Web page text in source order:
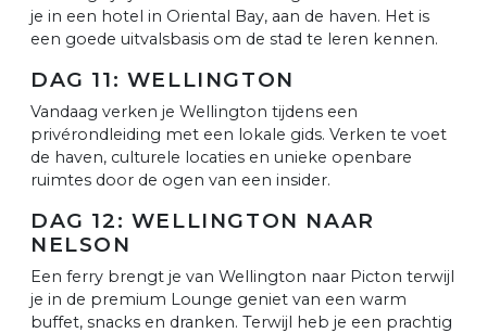
je in een hotel in Oriental Bay, aan de haven. Het is
een goede uitvalsbasis om de stad te leren kennen.
DAG 11: WELLINGTON
Vandaag verken je Wellington tijdens een
privérondleiding met een lokale gids. Verken te voet
de haven, culturele locaties en unieke openbare
ruimtes door de ogen van een insider.
DAG 12: WELLINGTON NAAR
NELSON
Een ferry brengt je van Wellington naar Picton terwijl
je in de premium Lounge geniet van een warm
buffet, snacks en dranken. Terwijl heb je een prachtig